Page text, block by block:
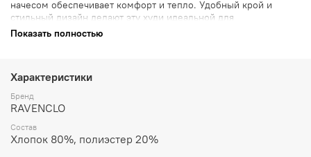
начесом обеспечивает комфорт и тепло. Удобный крой и
стильный дизайн делают эту худи идеальной для
повседневной носки. Отличный выбор для тех, кто ценит
Показать полностью
Характеристики
Бренд
RAVENCLO
Состав
Хлопок 80%, полиэстер 20%